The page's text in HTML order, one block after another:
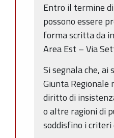
Entro il termine
possono essere
forma scritta da
Area Est – Via
Si segnala che,
Giunta
diritto di
o altre ragioni di
soddisfino i criteri